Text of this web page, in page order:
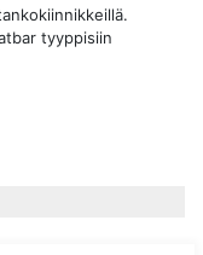
tyyppisiin